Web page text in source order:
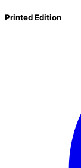
Printed Edition